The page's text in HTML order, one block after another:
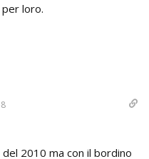
loro.
2010 ma con il bordino